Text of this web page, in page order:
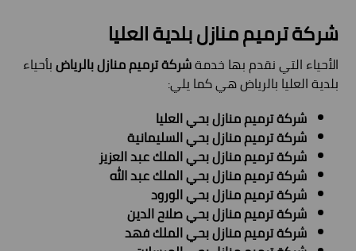
شركة ترميم منازل بلديةالعليا
الأحياء التي نقدم بها خدمةشركة ترميم منازل بالرياضبأحياء
بلدية العليا بالرياض هي كما يلي:
شركة ترميم منازل بحي العليا
شركة ترميم منازل بحي السليمانية
شركة ترميم منازل بحي الملك عبد العزيز
شركة ترميم منازل بحي الملك عبد الله
شركة ترميم منازل بحي الورود
شركة ترميم منازل بحي صلاح الدين
شركة ترميم منازل بحي الملك فهد